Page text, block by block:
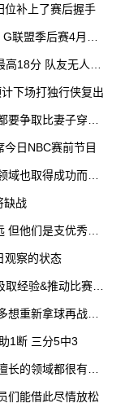
位补上了赛后握手
联盟季后赛4月开
18分 队友无人上
下场打独行侠复出
争取比妻子穿得
日NBC赛前节目
也取得成功而自
缺战
他们是支优秀球
观察的状态
经验&推动比赛发
重新拿球再战一
1断 三分5中3
的领域都很有效
们能借此尽情放松